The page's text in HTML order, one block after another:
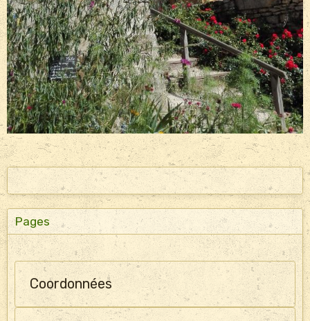
Pages
Coordonnées